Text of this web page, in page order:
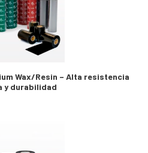
Wax/Resin – Alta resistencia
y durabilidad